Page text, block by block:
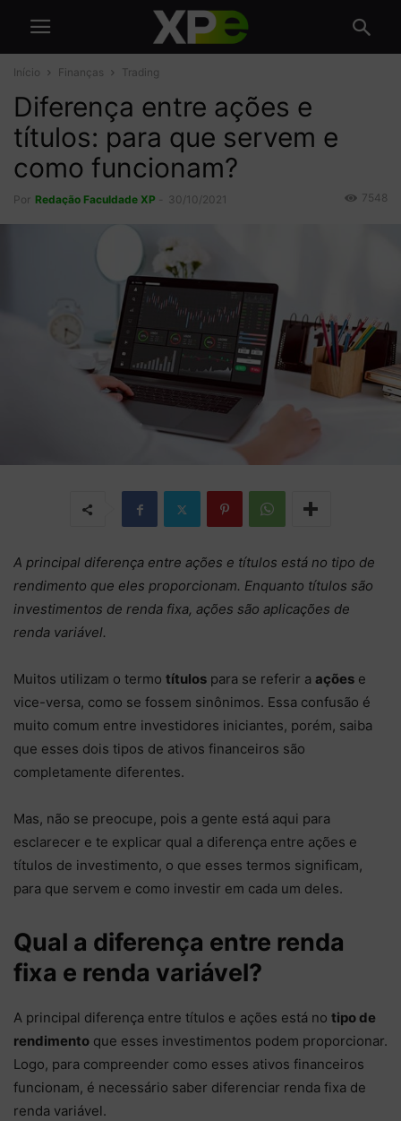
Início Finanças Trading
Diferença entre ações e
títulos: para que servem e
como funcionam?
Por Redação Faculdade XP 30/10/2021 7548
A principal diferença entre ações e títulos está no tipo de
rendimento que eles proporcionam. Enquanto títulos são
investimentos de renda fixa, ações são aplicações de
renda variável.
Muitos utilizam o termo títulos para se referir a ações e
vice-versa, como se fossem sinônimos. Essa confusão é
muito comum entre investidores iniciantes, porém, saiba
que esses dois tipos de ativos financeiros são
completamente diferentes.
Mas, não se preocupe, pois a gente está aqui para
esclarecer e te explicar qual a diferença entre ações e
títulos de investimento, o que esses termos significam,
para que servem e como investir em cada um deles.
Qual a diferença entre renda
fixa e renda variável?
A principal diferença entre títulos e ações está no tipo de
rendimento que esses investimentos podem proporcionar.
Logo, para compreender como esses ativos financeiros
funcionam, é necessário saber diferenciar renda fixa de
renda variável.